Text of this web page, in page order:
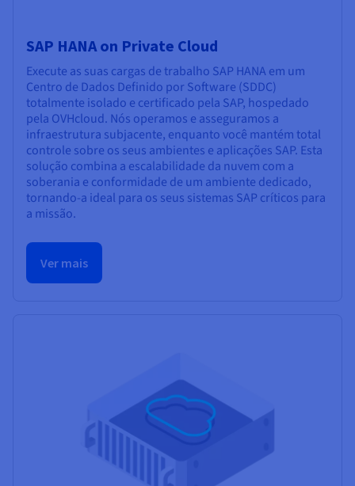
SAP HANA on Private Cloud
Execute as suas cargas de trabalho SAP HANA em um
Centro de Dados Definido por Software (SDDC)
totalmente isolado e certificado pela SAP, hospedado
pela OVHcloud. Nós operamos e asseguramos a
infraestrutura subjacente, enquanto você mantém total
controle sobre os seus ambientes e aplicações SAP. Esta
solução combina a escalabilidade da nuvem com a
soberania e conformidade de um ambiente dedicado,
tornando-a ideal para os seus sistemas SAP críticos para
a missão.
Ver mais